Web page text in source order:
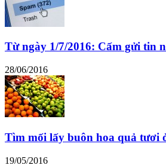
Từ ngày 1/7/2016: Cấm gửi tin
28/06/2016
Tìm mối lấy buôn hoa quả tươi
19/05/2016